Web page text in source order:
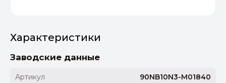
Характеристики
Заводские данные
Артикул
90NB10N3-M01840